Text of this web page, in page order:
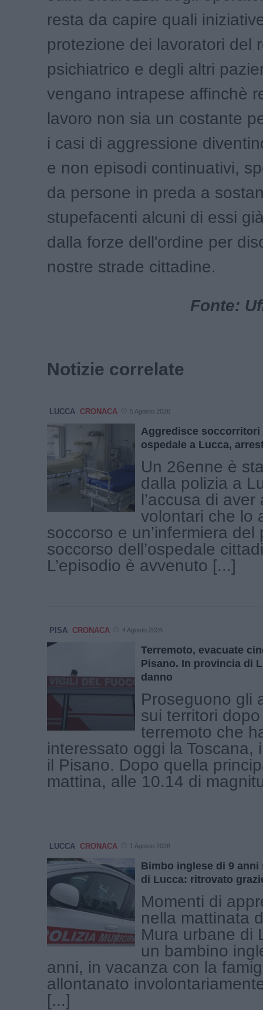
resta da capire quali
protezione dei lavoratori del
psichiatrico e degli altri
vengano intrapese affinchè
lavoro non sia un costante
i casi di aggressione
e non episodi continuativi,
da persone in preda a
stupefacenti alcuni di essi
dalla forze dell'ordine per
nostre strade cittadine.
Fonte:
Notizie correlate
LUCCA CRONACA 5 Agosto 2026
Aggredisce soccorritori
ospedale a Lucca,
Un 26enne è
dalla polizia a
l’accusa di
volontari che lo
soccorso e un’infermiera del
soccorso dell’ospedale
L’episodio è avvenuto [...]
PISA CRONACA 4 Agosto 2026
Terremoto, evacuate
Pisano. In provincia di
danno
Proseguono gli
sui territori
terremoto che
interessato oggi la Toscana,
il Pisano. Dopo quella
mattina, alle 10.14 di
LUCCA CRONACA 1 Agosto 2026
Bimbo inglese di 9 anni
di Lucca: ritrovato
Momenti di
nella mattinata
Mura urbane di
un bambino
anni, in vacanza con la
allontanato
[...]